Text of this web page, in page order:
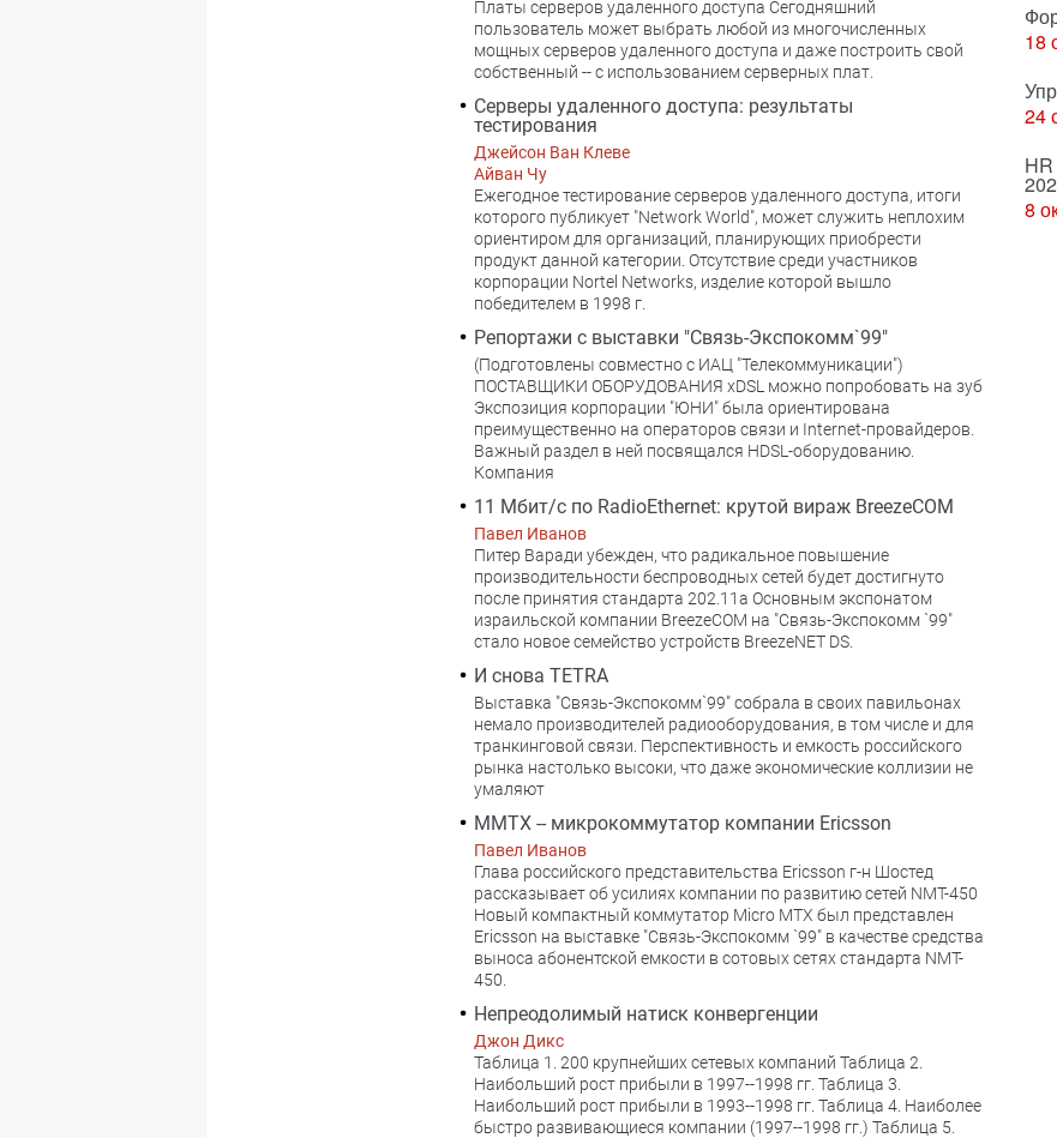
Платы серверов удаленного доступа Сегодняшний
пользователь может выбрать любой из многочисленных
мощных серверов удаленного доступа и даже построить свой
собственный -- с использованием серверных плат.
Серверы удаленного доступа: результаты
тестирования
Джейсон Ван Клеве
Айван Чу
Ежегодное тестирование серверов удаленного доступа, итоги
которого публикует "Network World", может служить неплохим
ориентиром для организаций, планирующих приобрести
продукт данной категории. Отсутствие среди участников
корпорации Nortel Networks, изделие которой вышло
победителем в 1998 г.
Репортажи с выставки "Связь-Экспокомм`99"
(Подготовлены совместно с ИАЦ "Телекоммуникации")
ПОСТАВЩИКИ ОБОРУДОВАНИЯ xDSL можно попробовать на зуб
Экспозиция корпорации "ЮНИ" была ориентирована
преимущественно на операторов связи и Internet-провайдеров.
Важный раздел в ней посвящался HDSL-оборудованию.
Компания
11 Мбит/с по RadioEthernet: крутой вираж BreezeCOM
Павел Иванов
Питер Варади убежден, что радикальное повышение
производительности беспроводных сетей будет достигнуто
после принятия стандарта 202.11а Основным экспонатом
израильской компании BreezeCOM на "Связь-Экспокомм `99"
стало новое семейство устройств BreezeNET DS.
И снова TETRA
Выставка "Связь-Экспокомм`99" собрала в своих павильонах
немало производителей радиооборудования, в том числе и для
транкинговой связи. Перспективность и емкость российского
рынка настолько высоки, что даже экономические коллизии не
умаляют
MMTX -- микрокоммутатор компании Ericsson
Павел Иванов
Глава российского представительства Ericsson г-н Шостед
рассказывает об усилиях компании по развитию сетей NMT-450
Новый компактный коммутатор Micro MTX был представлен
Ericsson на выставке "Связь-Экспокомм `99" в качестве средства
выноса абонентской емкости в сотовых сетях стандарта NMT-
450.
Непреодолимый натиск конвергенции
Джон Дикс
Таблица 1. 200 крупнейших сетевых компаний Таблица 2.
Наибольший рост прибыли в 1997--1998 гг. Таблица 3.
Наибольший рост прибыли в 1993--1998 гг. Таблица 4. Наиболее
быстро развивающиеся компании (1997--1998 гг.) Таблица 5.
18
24
8